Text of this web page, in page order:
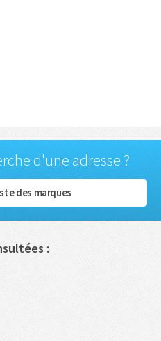
d'une adresse ?
des marques
: